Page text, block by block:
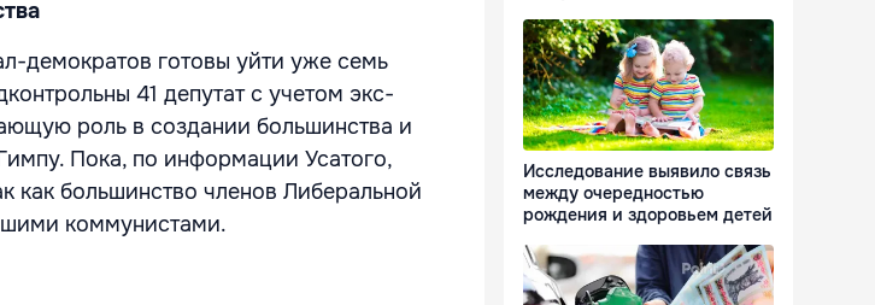
демократов готовы уйти уже семь
41 депутат с учетом экс-
роль в создании большинства и
Пока, по информации Усатого,
как большинство членов Либеральной
коммунистами.
Исследование выявило связь
между очередностью
рождения и здоровьем детей